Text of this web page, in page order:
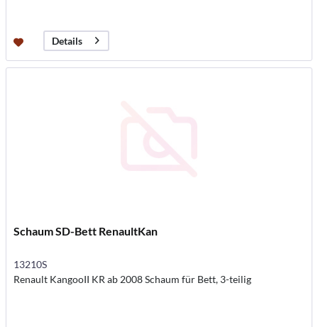
Details
Schaum SD-Bett RenaultKan
13210S
Renault KangooII KR ab 2008 Schaum für Bett, 3-teilig